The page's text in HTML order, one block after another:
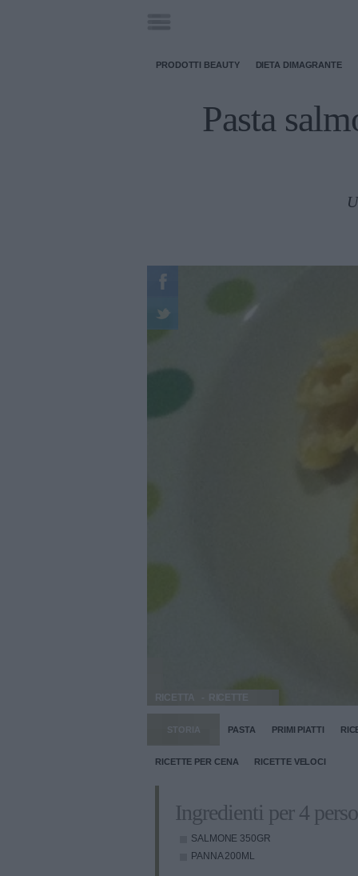
PRODOTTI BEAUTY DIETA DIMAGRANTE
Pasta
RICETTA
STORIA PASTA PRIMI PIATTI
RICETTE PER CENA RICETTE VELOCI
Ingredienti per 4
SALMONE 350GR
PANNA 200ML